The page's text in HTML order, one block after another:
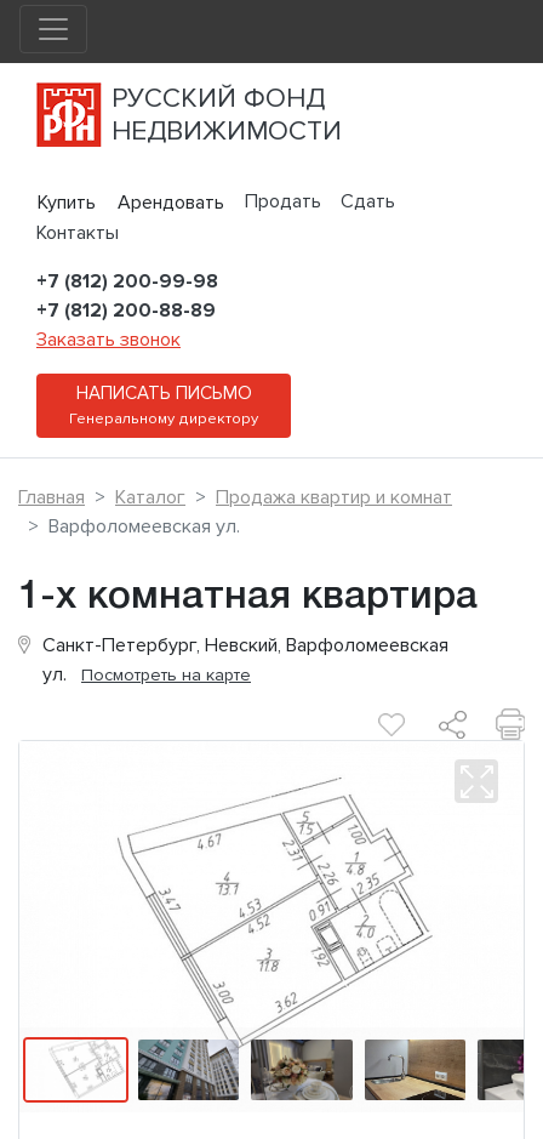
РУССКИЙ ФОНД
НЕДВИЖИМОСТИ
Купить Арендовать Продать
Сдать
Контакты
+7 (812) 200-99-98
+7 (812) 200-88-89
Заказать звонок
НАПИСАТЬ ПИСЬМО
Генеральному директору
Главная Каталог
Продажа квартир и комнат
Варфоломеевская ул.
1-х комнатная квартира
Санкт-Петербург, Невский, Варфоломеевская
ул. Посмотреть на карте